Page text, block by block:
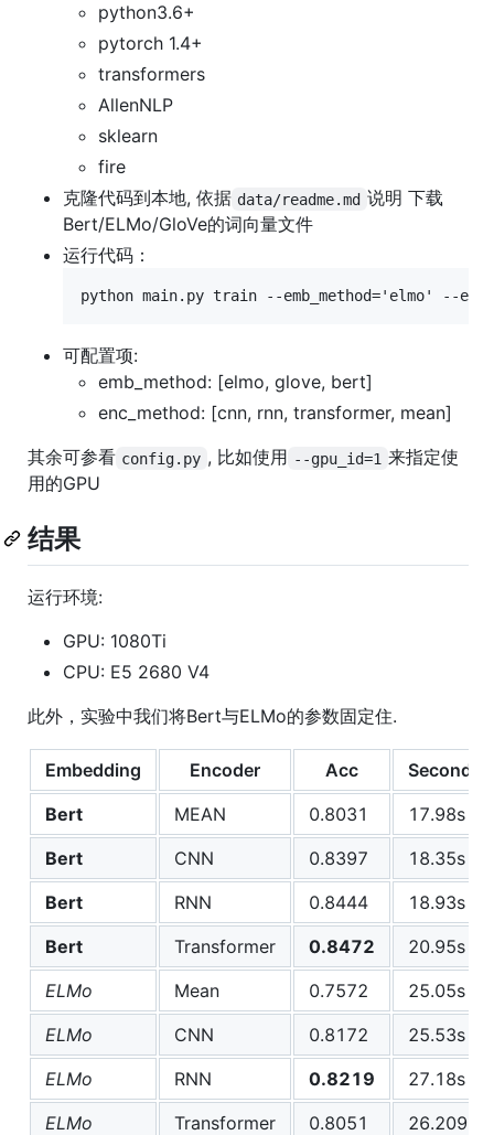
python3.6+
pytorch 1.4+
transformers
AllenNLP
sklearn
fire
克隆代码到本地, 依据 data/readme.md 说明 下载
Bert/ELMo/GloVe的词向量文件
运行代码：
可配置项:
emb_method: [elmo, glove, bert]
enc_method: [cnn, rnn, transformer, mean]
其余可参看 config.py , 比如使用 --gpu_id=1 来指定使
用的GPU
结果
运行环境:
GPU: 1080Ti
CPU: E5 2680 V4
此外，实验中我们将Bert与ELMo的参数固定住.
Embedding Encoder Acc
Second
Bert
MEAN 0.8031
17.98s
Bert
CNN 0.8397
18.35s
Bert
RNN 0.8444
18.93s
Bert
Transformer 0.8472
20.95s
ELMo
Mean 0.7572
25.05s
ELMo
CNN 0.8172
25.53s
ELMo
RNN 0.8219
27.18s
ELMo
Transformer 0.8051
26.209